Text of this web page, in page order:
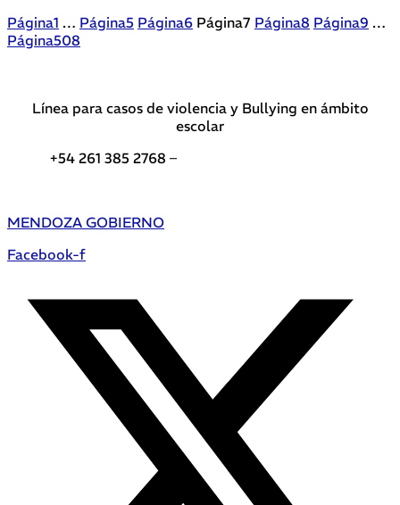
Página1 … Página5 Página6 Página7 Página8 Página9 …
Página508
Línea para casos de violencia y Bullying en ámbito
escolar
+54 261 385 2768 –
MENDOZA GOBIERNO
Facebook-f